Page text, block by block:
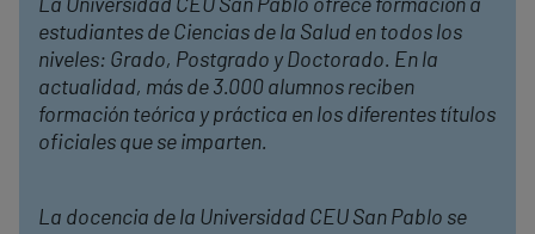
La Universidad CEU San Pablo ofrece formación a
estudiantes de Ciencias de la Salud en todos los
niveles: Grado, Postgrado y Doctorado. En la
actualidad, más de 3.000 alumnos reciben
formación teórica y práctica en los diferentes títulos
oficiales que se imparten.
La docencia de la Universidad CEU San Pablo se